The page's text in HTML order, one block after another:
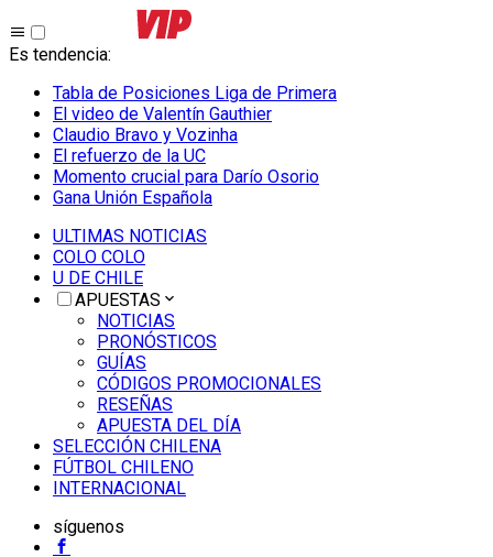
Es tendencia:
Tabla de Posiciones Liga de Primera
El video de Valentín Gauthier
Claudio Bravo y Vozinha
El refuerzo de la UC
Momento crucial para Darío Osorio
Gana Unión Española
ULTIMAS NOTICIAS
COLO COLO
U DE CHILE
APUESTAS
NOTICIAS
PRONÓSTICOS
GUÍAS
CÓDIGOS PROMOCIONALES
RESEÑAS
APUESTA DEL DÍA
SELECCIÓN CHILENA
FÚTBOL CHILENO
INTERNACIONAL
síguenos